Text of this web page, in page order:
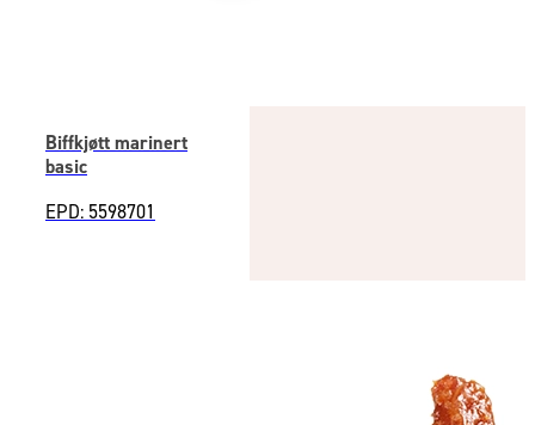
Biffkjøtt marinert
basic
EPD: 5598701